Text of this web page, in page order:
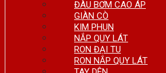
ĐÀU BƠM CAO ÁP
GIÀN CÒ
KIM PHUN
NẮP QUY LÁT
RON ĐẠI TU
RON NẮP QUY LÁT